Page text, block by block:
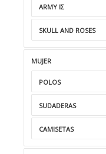
ARMY ΙΣ
SKULL AND ROSES
MUJER
POLOS
SUDADERAS
CAMISETAS